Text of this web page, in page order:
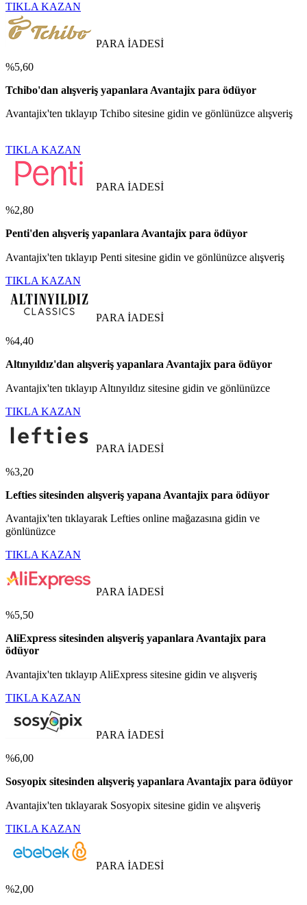
TIKLA KAZAN
PARA İADESİ
%5,60
Tchibo'dan alışveriş yapanlara Avantajix para ödüyor
Avantajix'ten tıklayıp Tchibo sitesine gidin ve gönlünüzce alışveriş
TIKLA KAZAN
PARA İADESİ
%2,80
Penti'den alışveriş yapanlara Avantajix para ödüyor
Avantajix'ten tıklayıp Penti sitesine gidin ve gönlünüzce alışveriş
TIKLA KAZAN
PARA İADESİ
%4,40
Altınyıldız'dan alışveriş yapanlara Avantajix para ödüyor
Avantajix'ten tıklayıp Altınyıldız sitesine gidin ve gönlünüzce
TIKLA KAZAN
PARA İADESİ
%3,20
Lefties sitesinden alışveriş yapana Avantajix para ödüyor
Avantajix'ten tıklayarak Lefties online mağazasına gidin ve
gönlünüzce
TIKLA KAZAN
PARA İADESİ
%5,50
AliExpress sitesinden alışveriş yapanlara Avantajix para
ödüyor
Avantajix'ten tıklayıp AliExpress sitesine gidin ve alışveriş
TIKLA KAZAN
PARA İADESİ
%6,00
Sosyopix sitesinden alışveriş yapanlara Avantajix para ödüyor
Avantajix'ten tıklayarak Sosyopix sitesine gidin ve alışveriş
TIKLA KAZAN
PARA İADESİ
%2,00